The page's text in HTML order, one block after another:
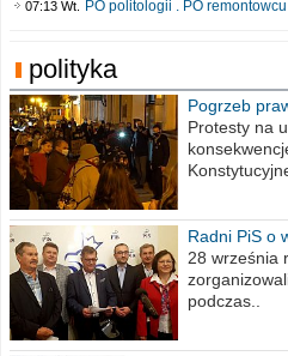
07:13 Wt. PO politologii . PO
polityka
Pogrzeb
poselskim
Protesty na
Radni PiS o
na 2021 rok
28 września
podczas..